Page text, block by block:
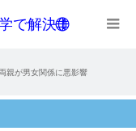
で解決！
親が男女関係に悪影響